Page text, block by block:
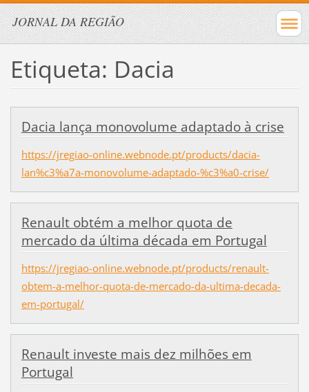
JORNAL DA REGIÃO
Etiqueta: Dacia
Dacia lança monovolume adaptado à crise
https://jregiao-online.webnode.pt/products/dacia-
lan%c3%a7a-monovolume-adaptado-%c3%a0-crise/
Renault obtém a melhor quota de
mercado da última década em Portugal
https://jregiao-online.webnode.pt/products/renault-
obtem-a-melhor-quota-de-mercado-da-ultima-decada-
em-portugal/
Renault investe mais dez milhões em
Portugal